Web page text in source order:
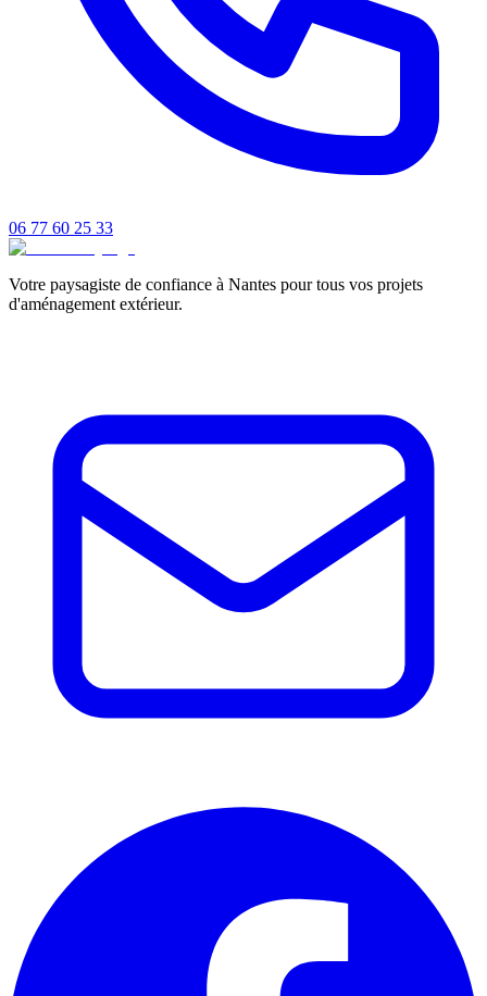
06 77 60 25 33
Votre paysagiste de confiance à Nantes pour tous vos projets
d'aménagement extérieur.